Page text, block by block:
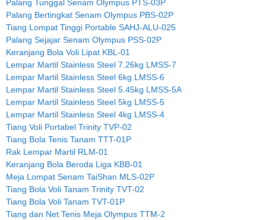
Palang Tunggal Senam Olympus PTS-03P
Palang Bertingkat Senam Olympus PBS-02P
Tiang Lompat Tinggi Portable SAHJ-ALU-025
Palang Sejajar Senam Olympus PSS-02P
Keranjang Bola Voli Lipat KBL-01
Lempar Martil Stainless Steel 7.26kg LMSS-7
Lempar Martil Stainless Steel 6kg LMSS-6
Lempar Martil Stainless Steel 5.45kg LMSS-5A
Lempar Martil Stainless Steel 5kg LMSS-5
Lempar Martil Stainless Steel 4kg LMSS-4
Tiang Voli Portabel Trinity TVP-02
Tiang Bola Tenis Tanam TTT-01P
Rak Lempar Martil RLM-01
Keranjang Bola Beroda Liga KBB-01
Meja Lompat Senam TaiShan MLS-02P
Tiang Bola Voli Tanam Trinity TVT-02
Tiang Bola Voli Tanam TVT-01P
Tiang dan Net Tenis Meja Olympus TTM-2